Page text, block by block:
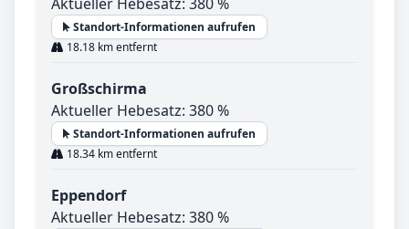
Standort-Informationen aufrufen
18.18 km entfernt
Großschirma
Aktueller Hebesatz: 380 %
Standort-Informationen aufrufen
18.34 km entfernt
Eppendorf
Aktueller Hebesatz: 380 %